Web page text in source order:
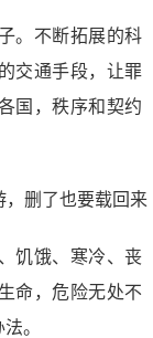
。不断拓展的科
交通手段，让罪
国，秩序和契约
饥饿、寒冷、丧
命，危险无处不
。